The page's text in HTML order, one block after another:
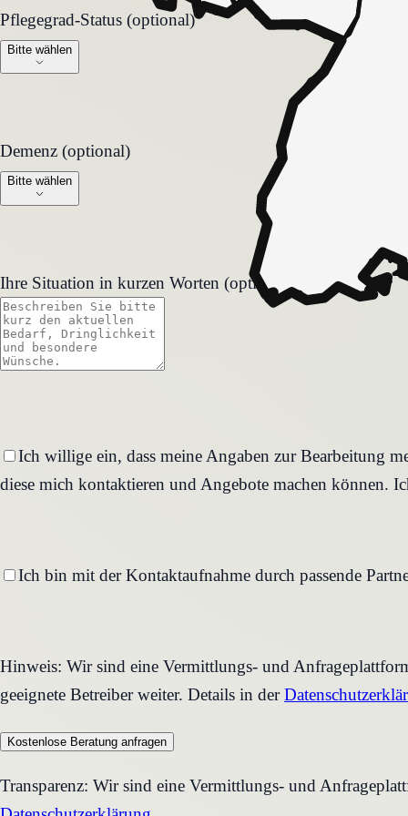
Pflegegrad-Status (optional)
Pflegegrad-Status (optional)
Bitte wählen
Demenz (optional)
Demenz (optional)
Bitte wählen
Ihre Situation in kurzen Worten (optional)
Ich willige ein, dass meine Angaben zur Bearbeitung
diese mich kontaktieren und Angebote machen können.
Ich bin mit der Kontaktaufnahme durch passende
Hinweis: Wir sind eine Vermittlungs- und
geeignete Betreiber weiter. Details in der
Kostenlose Beratung anfragen
Transparenz: Wir sind eine Vermittlungs- und